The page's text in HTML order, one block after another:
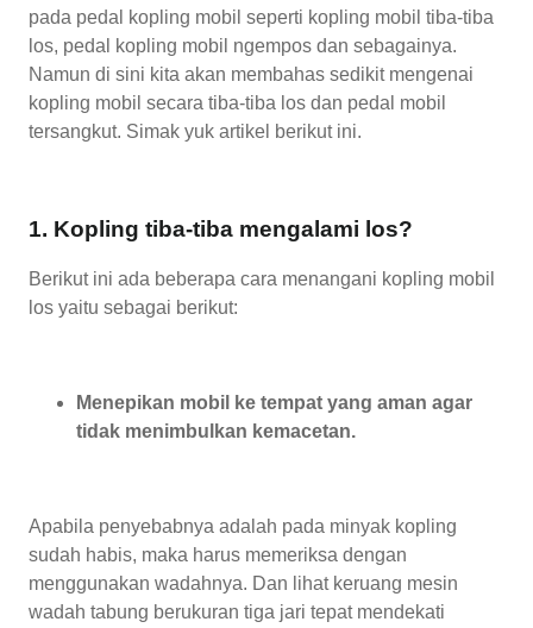
pada pedal kopling mobil seperti kopling mobil tiba-tiba
los, pedal kopling mobil ngempos dan sebagainya.
Namun di sini kita akan membahas sedikit mengenai
kopling mobil secara tiba-tiba los dan pedal mobil
tersangkut. Simak yuk artikel berikut ini.
1. Kopling tiba-tiba mengalami los?
Berikut ini ada beberapa cara menangani kopling mobil
los yaitu sebagai berikut:
Menepikan mobil ke tempat yang aman agar
tidak menimbulkan kemacetan.
Apabila penyebabnya adalah pada minyak kopling
sudah habis, maka harus memeriksa dengan
menggunakan wadahnya. Dan lihat keruang mesin
wadah tabung berukuran tiga jari tepat mendekati